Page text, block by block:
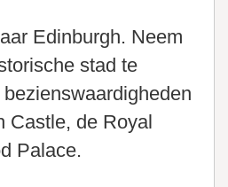
Edinburgh. Neem
stad te
Castle, de Royal
Palace.